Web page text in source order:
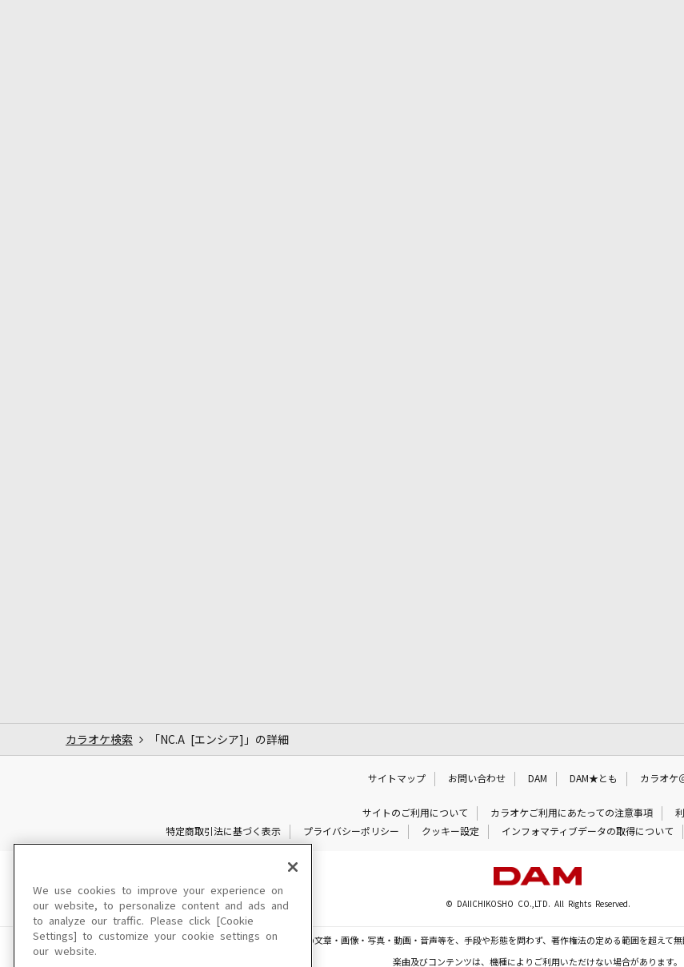
カラオケ検索 「NC.A [エンシア]」の詳細
サイトマップ お問い合わせ DAM DAM★とも カラオケ
サイトのご利用について カラオケご利用にあたっての注意事項
特定商取引法に基づく表示
プライバシーポリシー クッキー設定 インフォマティブデータの取得について
© DAIICHIKOSHO CO.,LTD. All Rights Reserved.
このサイトに掲載されている一切の文章・画像・写真・動画・音声等を、手段や形態を問わず、著作権法の定める範囲を超えて
楽曲及びコンテンツは、機種によりご利用いただけない場合があります。
We use cookies to improve your experience on
our website, to personalize content and ads and
to analyze our traffic. Please click [Cookie
Settings] to customize your cookie settings on
our website.